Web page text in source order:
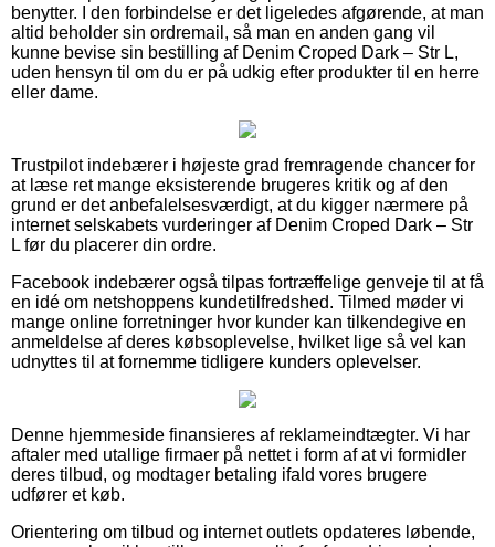
benytter. I den forbindelse er det ligeledes afgørende, at man
altid beholder sin ordremail, så man en anden gang vil
kunne bevise sin bestilling af Denim Croped Dark – Str L,
uden hensyn til om du er på udkig efter produkter til en herre
eller dame.
Trustpilot indebærer i højeste grad fremragende chancer for
at læse ret mange eksisterende brugeres kritik og af den
grund er det anbefalelsesværdigt, at du kigger nærmere på
internet selskabets vurderinger af Denim Croped Dark – Str
L før du placerer din ordre.
Facebook indebærer også tilpas fortræffelige genveje til at få
en idé om netshoppens kundetilfredshed. Tilmed møder vi
mange online forretninger hvor kunder kan tilkendegive en
anmeldelse af deres købsoplevelse, hvilket lige så vel kan
udnyttes til at fornemme tidligere kunders oplevelser.
Denne hjemmeside finansieres af reklameindtægter. Vi har
aftaler med utallige firmaer på nettet i form af at vi formidler
deres tilbud, og modtager betaling ifald vores brugere
udfører et køb.
Orientering om tilbud og internet outlets opdateres løbende,